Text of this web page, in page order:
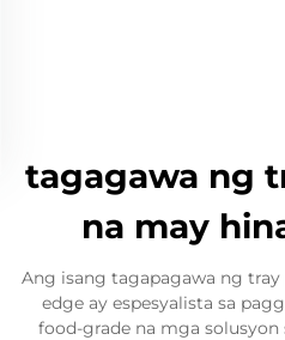
tagagawa ng
na may
Ang isang tagapagawa ng tray
edge ay espesyalista sa
food-grade na mga